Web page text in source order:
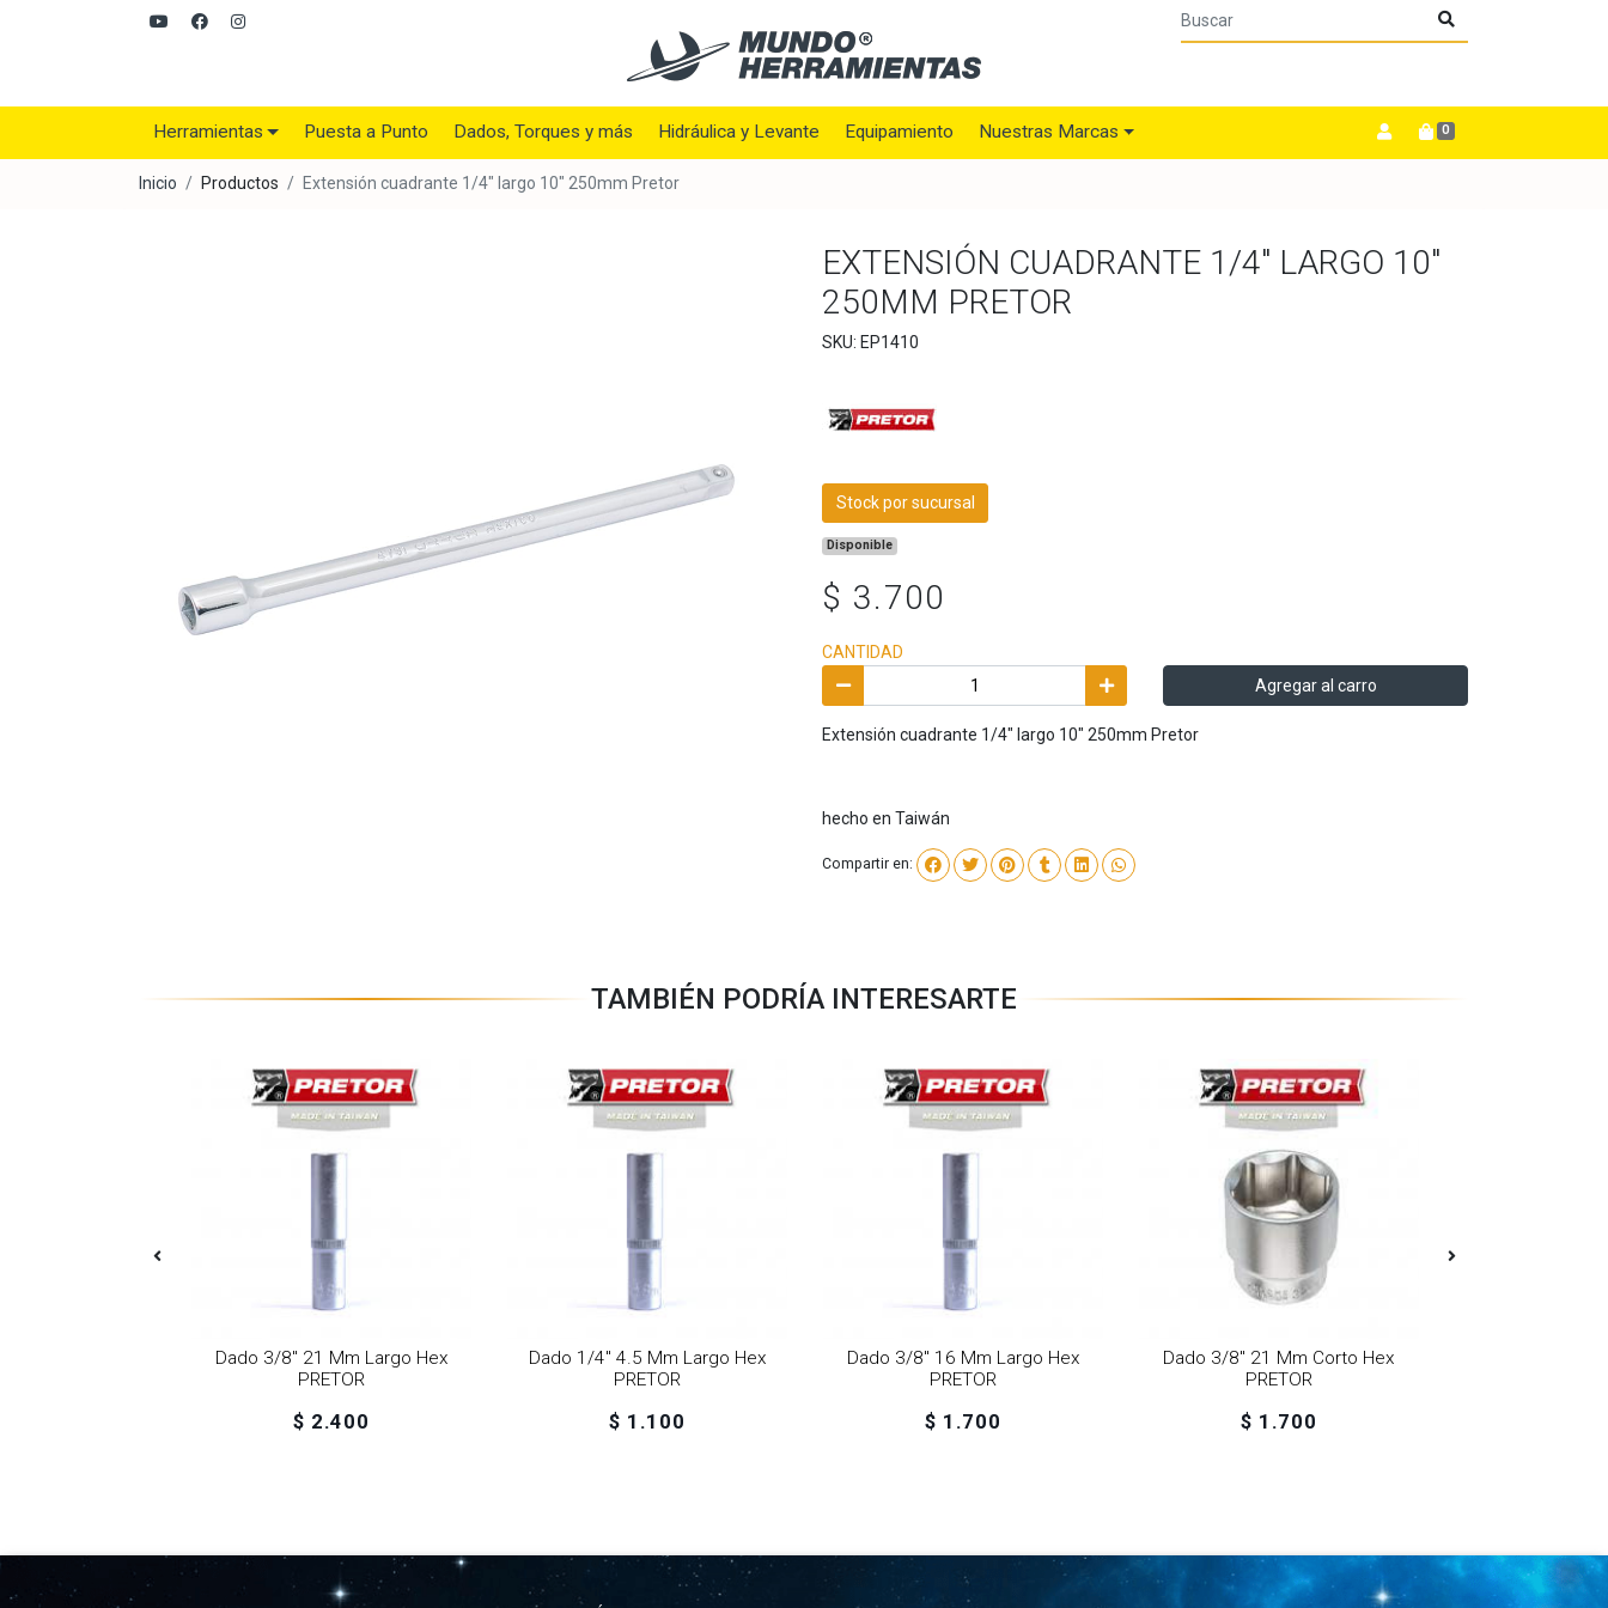
Herramientas Puesta a Punto Dados, Torques y más Hidráulica y Levante Equipamiento Nuestras Marcas 0
Inicio Productos Extensión cuadrante 1/4" largo 10" 250mm Pretor
EXTENSIÓN CUADRANTE 1/4" LARGO 10"
250MM PRETOR
SKU: EP1410
Stock por sucursal
Disponible
$ 3.700
CANTIDAD
Agregar al carro
Extensión cuadrante 1/4" largo 10" 250mm Pretor
hecho en Taiwán
Compartir en:
TAMBIÉN PODRÍA INTERESARTE
Dado 3/8" 21 Mm Largo Hex
PRETOR
$ 2.400
Dado 1/4" 4.5 Mm Largo Hex
PRETOR
$ 1.100
Dado 3/8" 16 Mm Largo Hex
PRETOR
$ 1.700
Dado 3/8" 21 Mm Corto Hex
PRETOR
$ 1.700